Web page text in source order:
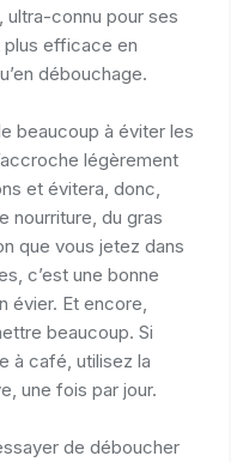
connu pour ses
plus efficace en
débouchage.
beaucoup à éviter les
légèrement
et évitera, donc,
nourriture, du gras
que vous jetez dans
c’est une bonne
évier. Et encore,
beaucoup. Si
à café, utilisez la
une fois par jour.
de déboucher